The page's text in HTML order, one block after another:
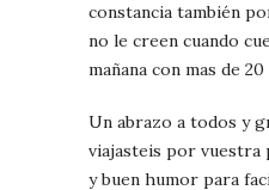
constancia también
no le creen cuando
mañana con mas de 20
Un abrazo a todos y
viajasteis por vuestra
y buen humor para